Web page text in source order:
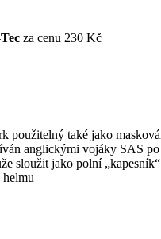
za cenu 230 Kč
použitelný také jako
anglickými vojáky SAS po
sloužit jako polní „kapesník“